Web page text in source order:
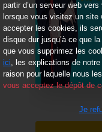
partir d’un serveur web
lorsque vous visitez un site
accepter les cookies, ils
disque dur jusqu’à ce que
que vous supprimez les
ici, les explications de
raison pour laquelle nous
vous acceptez le dépôt de
Je